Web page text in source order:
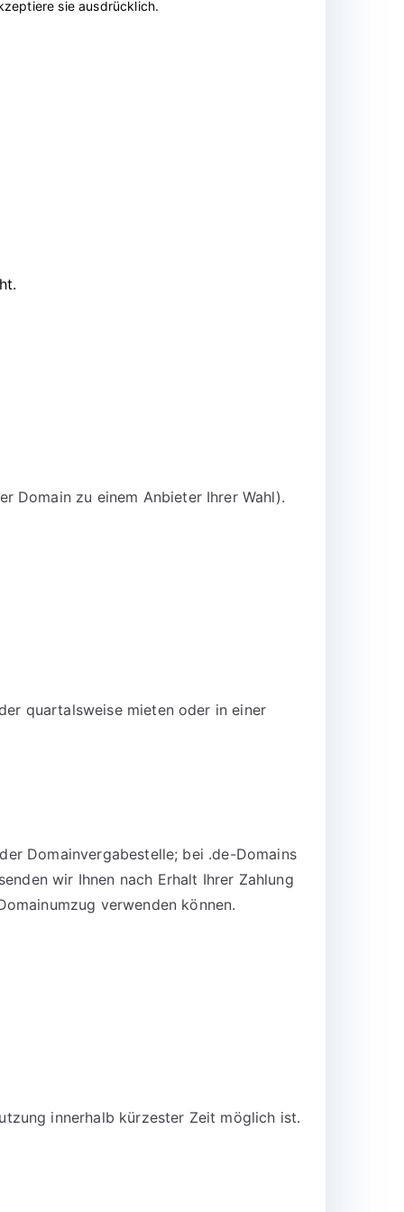
sie ausdrücklich.
Domain zu einem Anbieter Ihrer Wahl).
quartalsweise mieten oder in einer
Domainvergabestelle; bei .de-Domains
wir Ihnen nach Erhalt Ihrer Zahlung
verwenden können.
innerhalb kürzester Zeit möglich ist.